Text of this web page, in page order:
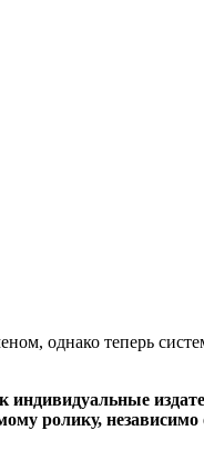
однако теперь
индивидуальные
ролику,